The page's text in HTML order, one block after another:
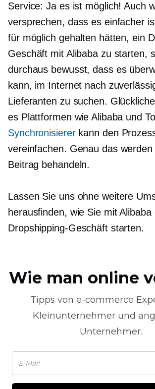
Service: Jaes ist möglich! Auch
versprechen, dass es einfacher
für möglich gehalten hätten, ein
Geschäft mit Alibaba zu starten,
durchaus bewusst, dass es
kann, im Internet nach
Lieferanten zu suchen.
es Plattformen wie Alibaba und
Synchronisiererkann den
vereinfachen. Genau das
Beitrag behandeln.
Lassen Sie uns ohne weitere
herausfinden, wie Sie mit Alibaba
Dropshipping-Geschäft starten.
Wie man online
Tipps von e-commerce
Kleinunternehmer und
Unternehmer.